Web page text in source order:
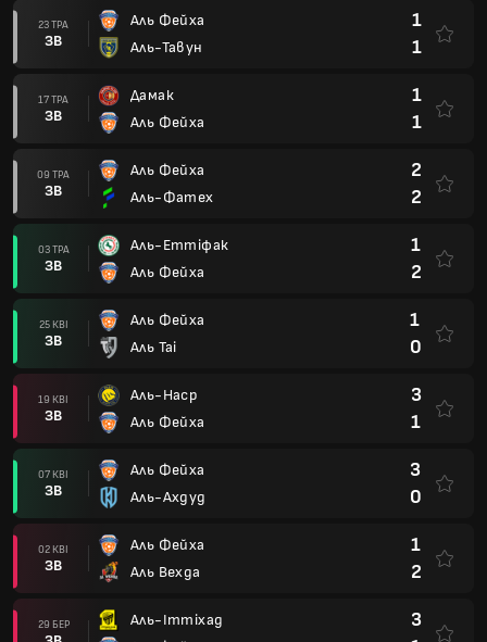
23 ТРА
ЗВ
Аль Фейха
Аль-Тавун
1
1
17 ТРА
ЗВ
Дамак
Аль Фейха
1
1
09 ТРА
ЗВ
Аль Фейха
Аль-Фатех
2
2
03 ТРА
ЗВ
Аль-Еттіфак
Аль Фейха
1
2
25 КВІ
ЗВ
Аль Фейха
Аль Таі
1
0
19 КВІ
ЗВ
Аль-Наср
Аль Фейха
3
1
07 КВІ
ЗВ
Аль Фейха
Аль-Ахдуд
3
0
02 КВІ
ЗВ
Аль Фейха
Аль Вехда
1
2
29 БЕР
Аль-Іттіхад
3